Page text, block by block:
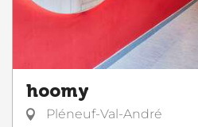
hoomy
Pléneuf-Val-André